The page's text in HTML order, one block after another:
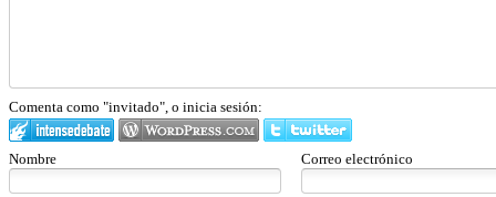
Comenta como "invitado", o inicia sesión:
Nombre Correo electrónico